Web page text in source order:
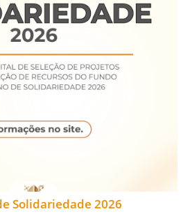
Solidariedade 2026